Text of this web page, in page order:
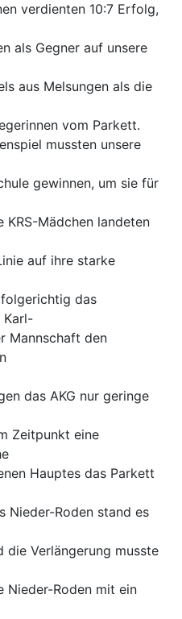
verdienten 10:7 Erfolg,
als Gegner auf unsere
aus Melsungen als die
vom Parkett.
mussten unsere
gewinnen, um sie für
KRS-Mädchen landeten
auf ihre starke
das
Karl-
Mannschaft den
das AKG nur geringe
Zeitpunkt eine
Hauptes das Parkett
Nieder-Roden stand es
die Verlängerung musste
Nieder-Roden mit ein